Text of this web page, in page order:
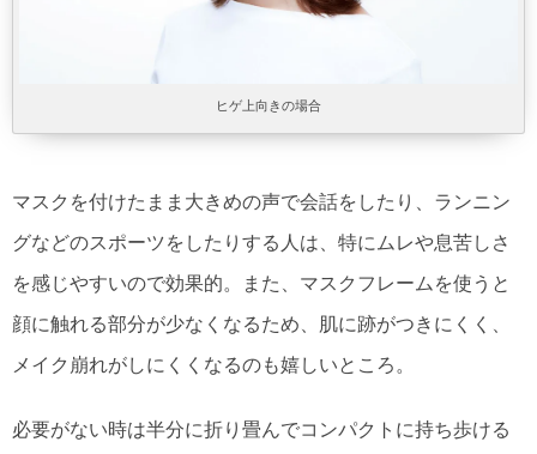
ヒゲ上向きの場合
マスクを付けたまま大きめの声で会話をしたり、ランニン
グなどのスポーツをしたりする人は、特にムレや息苦しさ
を感じやすいので効果的。また、マスクフレームを使うと
顔に触れる部分が少なくなるため、肌に跡がつきにくく、
メイク崩れがしにくくなるのも嬉しいところ。
必要がない時は半分に折り畳んでコンパクトに持ち歩ける